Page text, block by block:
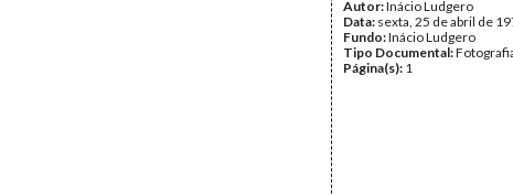
Autor:Inácio Ludgero
Data: sexta, 25 de abril de
Fundo:Inácio Ludgero
Tipo Documental:
Página(s): 1